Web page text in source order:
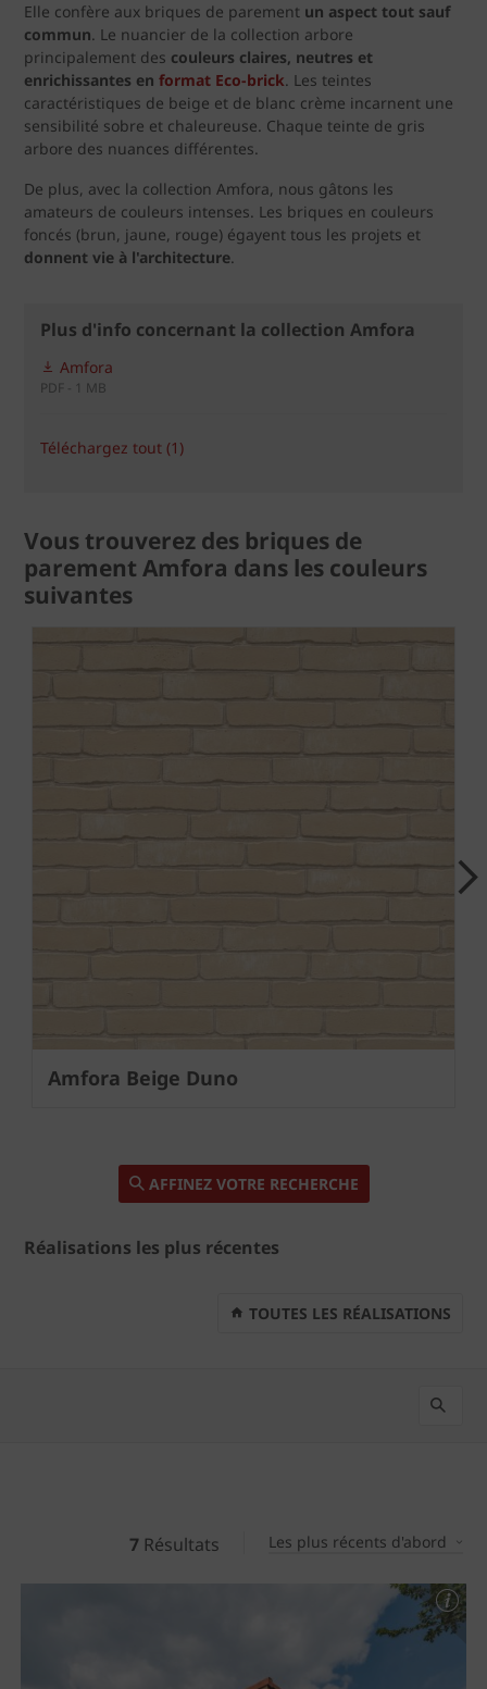
Elle confère aux briques de parement un aspect tout sauf
commun. Le nuancier de la collection arbore
principalement des couleurs claires, neutres et
enrichissantes en format Eco-brick. Les teintes
caractéristiques de beige et de blanc crème incarnent une
sensibilité sobre et chaleureuse. Chaque teinte de gris
arbore des nuances différentes.
De plus, avec la collection Amfora, nous gâtons les
amateurs de couleurs intenses. Les briques en couleurs
foncés (brun, jaune, rouge) égayent tous les projets et
donnent vie à l'architecture.
Plus d'info concernant la collection Amfora
Amfora
PDF - 1 MB
Téléchargez tout (1)
Vous trouverez des briques de
parement Amfora dans les couleurs
suivantes
Amfora Beige Duno
Next
AFFINEZ VOTRE RECHERCHE
Réalisations les plus récentes
TOUTES LES RÉALISATIONS
7 Résultats Les plus récents d'abord